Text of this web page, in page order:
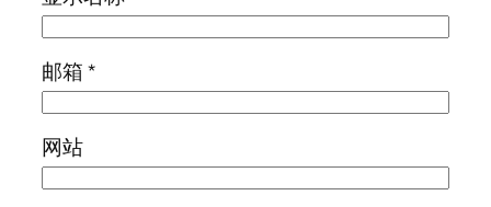
邮箱*
网站